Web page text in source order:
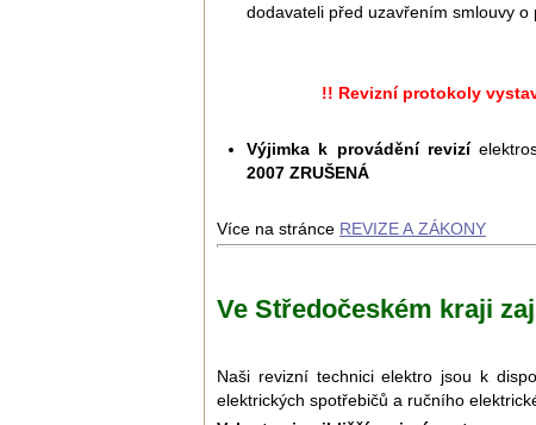
dodavateli před uzavřením smlouvy o
!! Revizní protokoly
Výjimka k provádění revizí
2007 ZRUŠENÁ
Více na stránce REVIZE A ZÁKONY
Ve Středočeském kraji
Naši revizní technici elektro jsou k
elektrických spotřebičů a ručního